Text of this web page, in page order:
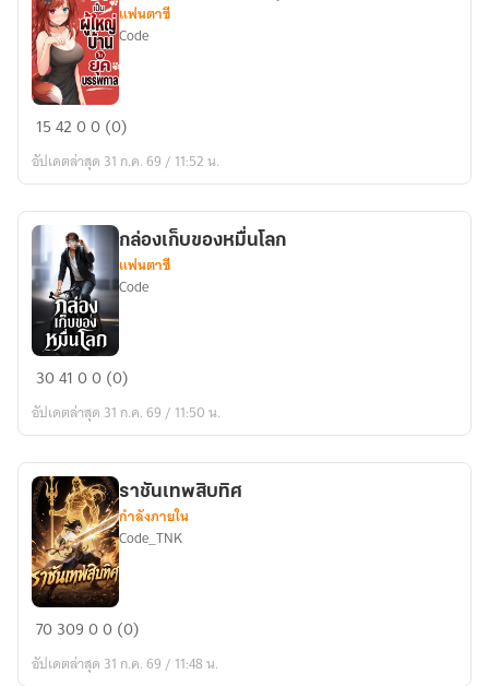
ข้า
ผู้ใหญ่
ใน
ยุค
บรรพ
กาล
แฟนตาซี
Code
154200 (0)
อัปเดตล่าสุด 31 ก.ค. 69 / 11:52 น.
กล่อง
ของ
โลก
กล่องเก็บของหมื่นโลก
แฟนตาซี
Code
304100 (0)
อัปเดตล่าสุด 31 ก.ค. 69 / 11:50 น.
ราชัน
สิบ
ราชันเทพสิบทิศ
กำลังภายใน
Code_TNK
7030900 (0)
อัปเดตล่าสุด 31 ก.ค. 69 / 11:48 น.